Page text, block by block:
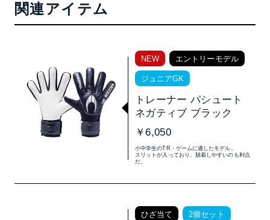
関連アイテム
NEW エントリーモデル
ジュニアGK
トレーナー パシュート
ネガティブ ブラック
￥6,050
小中学生のTR・ゲームに適したモデル。
スリットが入っており、脱着しやすいのも利点
だ。
ひざ当て 2個セット